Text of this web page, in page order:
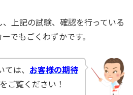
上記の試験、確認を行っている
でもごくわずかです。
は、 お客様の期待
ご覧ください！